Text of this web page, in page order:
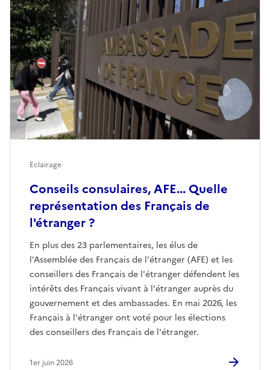
Conseils consulaires, AFE... Quelle
représentation des Français de
l'étranger ?
En plus des 23 parlementaires, les élus de
l'Assemblée des Français de l'étranger (AFE) et les
conseillers des Français de l'étranger défendent les
intérêts des Français vivant à l'étranger auprès du
gouvernement et des ambassades. En mai 2026, les
Français à l'étranger ont voté pour les élections
des conseillers des Français de l'étranger.
Eclairage
1er juin 2026